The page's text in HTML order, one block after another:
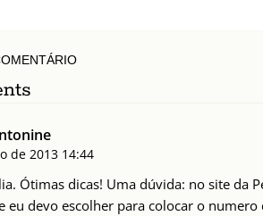
de 2013 14:44
Ótimas dicas! Uma dúvida: no site da
eu devo escolher para colocar o